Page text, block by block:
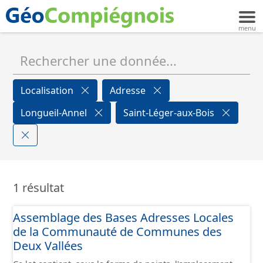
Localisation
Adresse
Longueil-Annel
Saint-Léger-aux-Bois
1 résultat
Assemblage des Bases Adresses Locales
de la Communauté de Communes des
Deux Vallées